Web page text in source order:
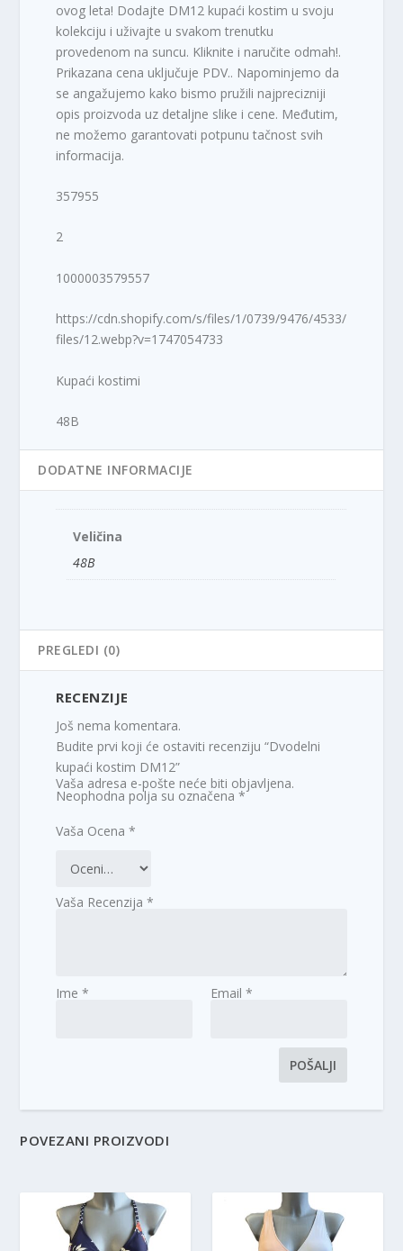
ovog leta! Dodajte DM12 kupaći kostim u svoju
kolekciju i uživajte u svakom trenutku
provedenom na suncu. Kliknite i naručite odmah!.
Prikazana cena uključuje PDV.. Napominjemo da
se angažujemo kako bismo pružili najprecizniji
opis proizvoda uz detaljne slike i cene. Međutim,
ne možemo garantovati potpunu tačnost svih
informacija.
357955
2
1000003579557
https://cdn.shopify.com/s/files/1/0739/9476/4533/
files/12.webp?v=1747054733
Kupaći kostimi
48B
DODATNE INFORMACIJE
Veličina
48B
PREGLEDI (0)
RECENZIJE
Još nema komentara.
Budite prvi koji će ostaviti recenziju “Dvodelni
kupaći kostim DM12”
Vaša adresa e-pošte neće biti objavljena.
Neophodna polja su označena*
Vaša Ocena*
Vaša Recenzija*
Ime* Email *
POVEZANI PROIZVODI